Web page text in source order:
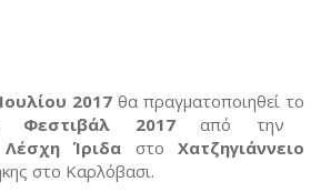
2017θα πραγματοποιηθεί το
Φεστιβάλ 2017από την
Λέσχη Ίριδα στο Χατζηγιάννειο
στο Καρλόβασι.